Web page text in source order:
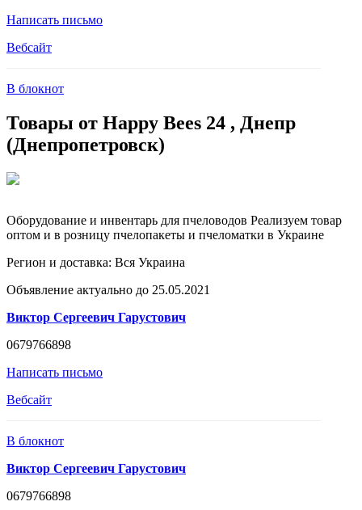
Написать письмо
Вебсайт
В блокнот
Товары от Happy Bees 24 , Днепр
(Днепропетровск)
Оборудование и инвентарь для пчеловодов Реализуем товар
оптом и в розницу пчелопакеты и пчеломатки в Украине
Регион и доставка: Вся Украина
Объявление актуально до 25.05.2021
Виктор Сергеевич Гарустович
0679766898
Написать письмо
Вебсайт
В блокнот
Виктор Сергеевич Гарустович
0679766898